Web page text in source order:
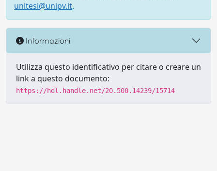
unitesi@unipv.it.
Informazioni
Utilizza questo identificativo per citare o creare un
link a questo documento:
https://hdl.handle.net/20.500.14239/15714